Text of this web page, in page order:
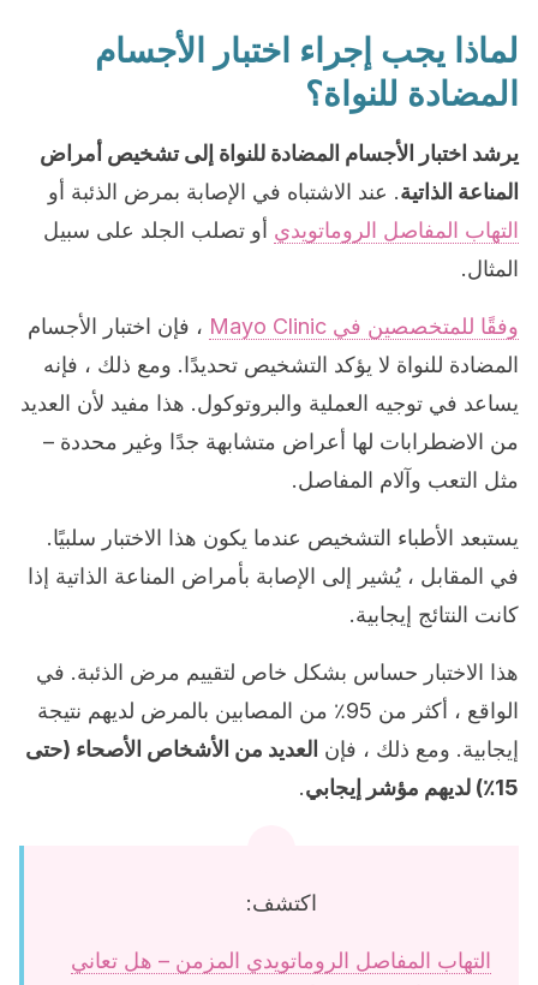
لماذا يجب إجراء اختبار الأجسام
المضادة للنواة؟
يرشد اختبار الأجسام المضادة للنواة إلى تشخيص أمراض
المناعة الذاتية. عند الاشتباه في الإصابة بمرض الذئبة أو
التهاب المفاصل الروماتويدي أو تصلب الجلد على سبيل
المثال.
وفقًا للمتخصصين في Mayo Clinic
، فإن اختبار الأجسام
المضادة للنواة لا يؤكد التشخيص تحديدًا. ومع ذلك ، فإنه
يساعد في توجيه العملية والبروتوكول. هذا مفيد لأن العديد
من الاضطرابات لها أعراض متشابهة جدًا وغير محددة –
مثل التعب وآلام المفاصل.
يستبعد الأطباء التشخيص عندما يكون هذا الاختبار سلبيًا.
في المقابل ، يُشير إلى الإصابة بأمراض المناعة الذاتية إذا
كانت النتائج إيجابية.
هذا الاختبار حساس بشكل خاص لتقييم مرض الذئبة. في
الواقع ، أكثر من 95٪ من المصابين بالمرض لديهم نتيجة
إيجابية. ومع ذلك ، فإن العديد من الأشخاص الأصحاء (حتى
15٪) لديهم مؤشر إيجابي
.
اكتشف:
التهاب المفاصل الروماتويدي المزمن – هل تعاني